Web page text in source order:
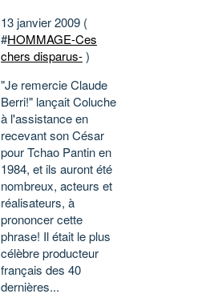
13 janvier 2009 (
#HOMMAGE-Ces
chers disparus-)
"Je remercie Claude
Berri!" lançait Coluche
à l'assistance en
recevant son César
pour Tchao Pantin en
1984, et ils auront été
nombreux, acteurs et
réalisateurs, à
prononcer cette
phrase! Il était le plus
célèbre producteur
français des 40
dernières...